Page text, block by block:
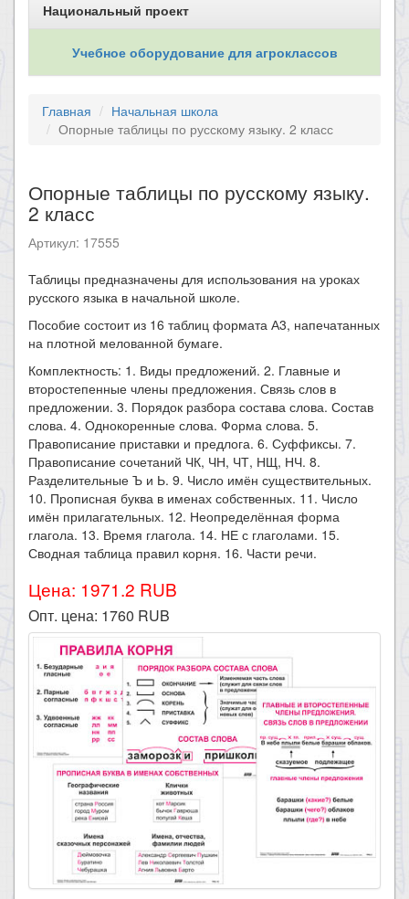
Национальный проект
Учебное оборудование для агроклассов
Главная
Начальная школа
Опорные таблицы по русскому языку. 2 класс
Опорные таблицы по русскому языку.
2 класс
Артикул: 17555
Таблицы предназначены для использования на уроках
русского языка в начальной школе.
Пособие состоит из 16 таблиц формата А3, напечатанных
на плотной мелованной бумаге.
Комплектность: 1. Виды предложений. 2. Главные и
второстепенные члены предложения. Связь слов в
предложении. 3. Порядок разбора состава слова. Состав
слова. 4. Однокоренные слова. Форма слова. 5.
Правописание приставки и предлога. 6. Суффиксы. 7.
Правописание сочетаний ЧК, ЧН, ЧТ, НЩ, НЧ. 8.
Разделительные Ъ и Ь. 9. Число имён существительных.
10. Прописная буква в именах собственных. 11. Число
имён прилагательных. 12. Неопределённая форма
глагола. 13. Время глагола. 14. НЕ с глаголами. 15.
Сводная таблица правил корня. 16. Части речи.​
Цена: 1971.2 RUB
Опт. цена: 1760 RUB